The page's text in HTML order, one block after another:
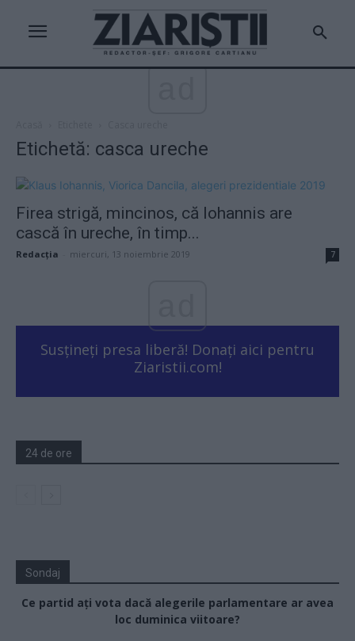
Etichetă: casca ureche
Firea strigă, mincinos, că Iohannis are
cască în ureche, în timp...
Redacţia miercuri, 13 noiembrie 2019 7
Susțineți presa liberă! Donați aici pentru
Ziaristii.com!
24 de ore
Sondaj
Ce partid ați vota dacă alegerile parlamentare ar avea
loc duminica viitoare?